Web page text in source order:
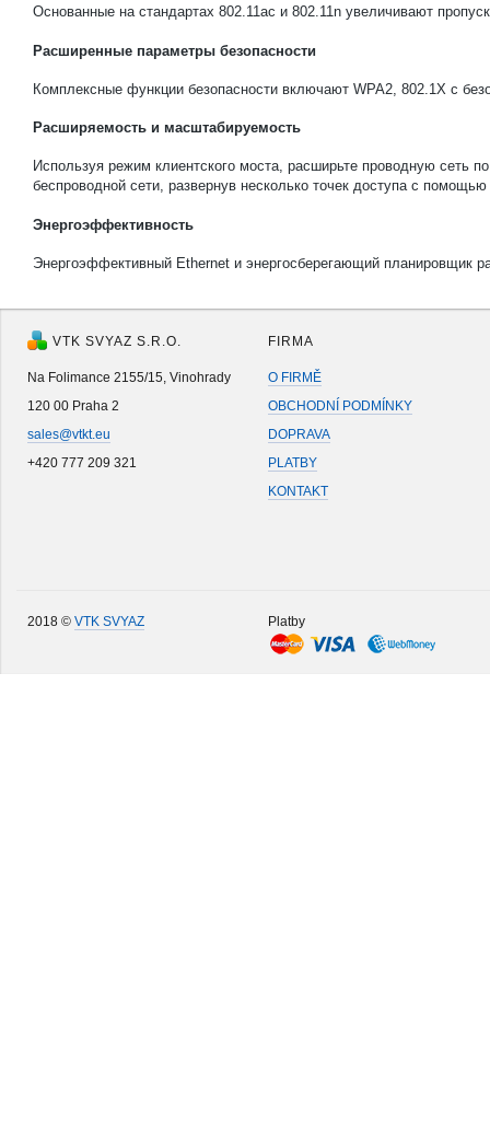
Основанные на стандартах 802.11ac и 802.11n увеличивают
Расширенные параметры безопасности
Комплексные функции безопасности включают WPA2, 802.1X с
Расширяемость и масштабируемость
Используя режим клиентского моста, расширьте проводную сеть
беспроводной сети, развернув несколько точек доступа с помощью
Энергоэффективность
Энергоэффективный Ethernet и энергосберегающий планировщик
VTK SVYAZ S.R.O.
Na Folimance 2155/15, Vinohrady
120 00 Praha 2
sales@vtkt.eu
+420 777 209 321
FIRMA
O FIRMĚ
OBCHODNÍ PODMÍNKY
DOPRAVA
PLATBY
KONTAKT
2018 © VTK SVYAZ Platby